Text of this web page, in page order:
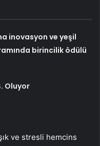
inovasyon ve yeşil
birincilik ödülü
Oluyor
ve stresli hemcins